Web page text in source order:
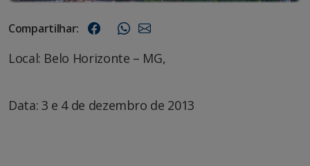
Compartilhar:
Local: Belo Horizonte – MG,
Data: 3 e 4 de dezembro de 2013